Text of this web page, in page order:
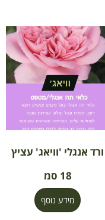
ורד אנגלי 'וויאג' עציץ
18 סמ
מידע נוסף